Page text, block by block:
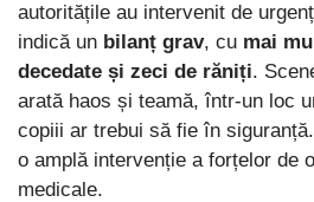
autoritățile au intervenit de
indică un bilanț grav, cu mai
decedate și zeci de răniți.
arată haos și teamă, într-un loc
copiii ar trebui să fie în
o amplă intervenție a forțelor de
medicale.